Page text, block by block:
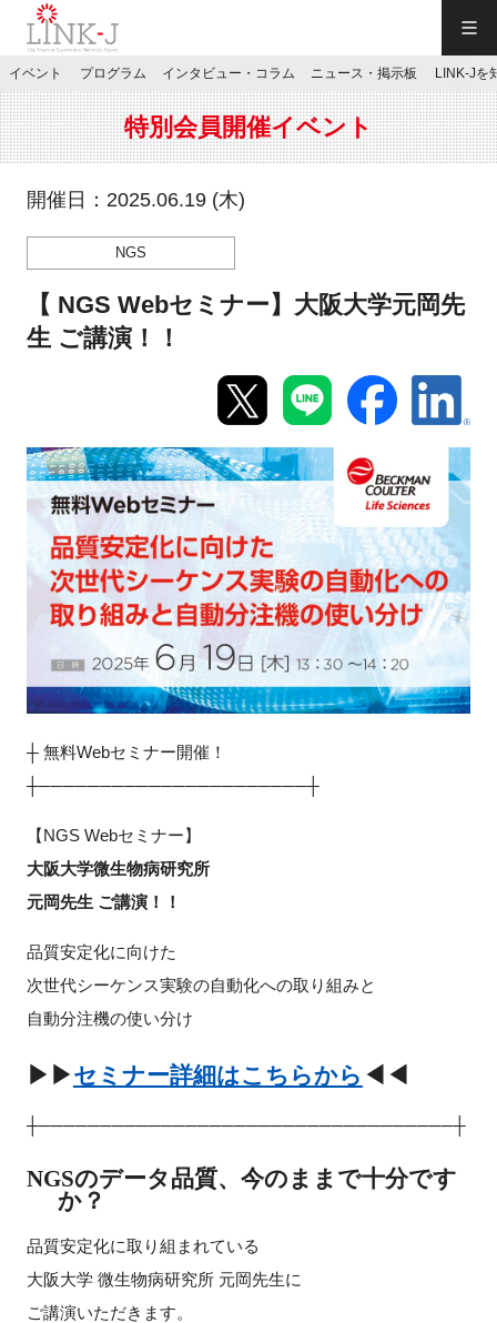
JP／EN
特別会員専用メニュー
施設ご予約
マイページ
新規登録
イベント
プログラム
インタビュー・コラム
ニュース・掲示板
LINK-Jを知る
特別会員
施設・アクセス
FAQ
イベントお知らせメール登録
イベント プログラム インタビュー・コラム ニュース・掲示板 LINK-Jを
特別会員開催イベント
開催日：2025.06.19 (木)
NGS
【 NGS Webセミナー】大阪大学元岡先
生 ご講演！！
┼ 無料Webセミナー開催！
┼──────────────────────┼
【NGS Webセミナー】
大阪大学微生物病研究所
元岡先生 ご講演！！
品質安定化に向けた
次世代シーケンス実験の自動化への取り組みと
自動分注機の使い分け
▶▶セミナー詳細はこちらから ◀◀
┼──────────────────────────────────┼
NGSのデータ品質、今のままで十分です
か？
品質安定化に取り組まれている
大阪大学 微生物病研究所 元岡先生に
ご講演いただきます。